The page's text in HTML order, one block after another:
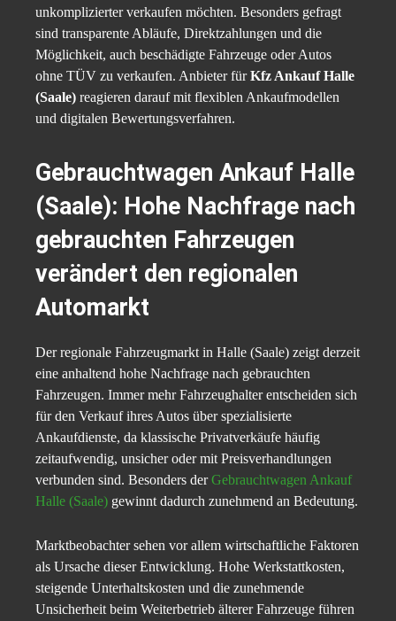
unkomplizierter verkaufen möchten. Besonders gefragt
sind transparente Abläufe, Direktzahlungen und die
Möglichkeit, auch beschädigte Fahrzeuge oder Autos
ohne TÜV zu verkaufen. Anbieter fürKfz Ankauf Halle
(Saale) reagieren darauf mit flexiblen Ankaufmodellen
und digitalen Bewertungsverfahren.
Gebrauchtwagen Ankauf Halle
(Saale): Hohe Nachfrage nach
gebrauchten Fahrzeugen
verändert den regionalen
Automarkt
Der regionale Fahrzeugmarkt in Halle (Saale) zeigt derzeit
eine anhaltend hohe Nachfrage nach gebrauchten
Fahrzeugen. Immer mehr Fahrzeughalter entscheiden sich
für den Verkauf ihres Autos über spezialisierte
Ankaufdienste, da klassische Privatverkäufe häufig
zeitaufwendig, unsicher oder mit Preisverhandlungen
verbunden sind. Besonders derGebrauchtwagen Ankauf
Halle (Saale) gewinnt dadurch zunehmend an Bedeutung.
Marktbeobachter sehen vor allem wirtschaftliche Faktoren
als Ursache dieser Entwicklung. Hohe Werkstattkosten,
steigende Unterhaltskosten und die zunehmende
Unsicherheit beim Weiterbetrieb älterer Fahrzeuge führen